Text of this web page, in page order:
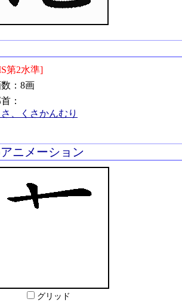
第2水準]
：8画
：
さ、くさかんむり
ニメーション
グリッド